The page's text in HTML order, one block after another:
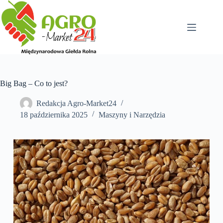
Przejdź
do
treści
Big Bag – Co to jest?
Redakcja Agro-Market24
18 października 2025
Maszyny i Narzędzia